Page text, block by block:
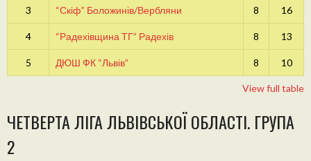
3 “Скіф” Боложинів/Вербляни 8 16
4 “Радехівщина ТГ” Радехів 8 13
5 ДЮШ ФК “Львів” 8 10
View full table
ЧЕТВЕРТА ЛІГА ЛЬВІВСЬКОЇ ОБЛАСТІ. ГРУПА
2